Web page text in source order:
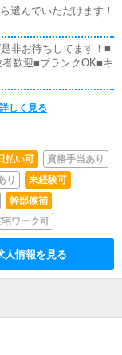
を行っていただきま
を使ったPR（写メ日
を行っていただきま
、ポータルサイト等の
ます。キャストの出勤
となります。基本的に
新時に簡単に文字が入
や備品の管理・補充を
選んでいただけます！
非お待ちしてます！■
歓迎■ブランクOK■キ
しく見る
払い可
資格手当あり
り
未経験可
幹部候補
ワーク可
人情報を見る